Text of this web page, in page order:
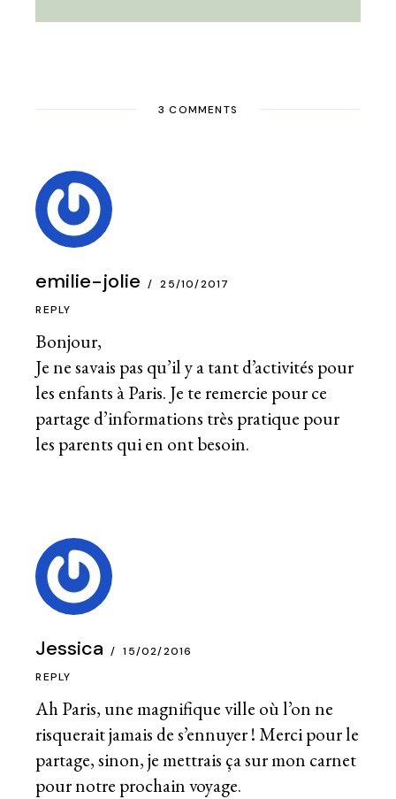
3 COMMENTS
emilie-jolie 25/10/2017
Bonjour,
Je ne savais pas qu’il y a tant d’activités pour
les enfants à Paris. Je te remercie pour ce
partage d’informations très pratique pour
les parents qui en ont besoin.
REPLY
Jessica 15/02/2016
Ah Paris, une magnifique ville où l’on ne
risquerait jamais de s’ennuyer ! Merci pour le
partage, sinon, je mettrais ça sur mon carnet
pour notre prochain voyage.
REPLY